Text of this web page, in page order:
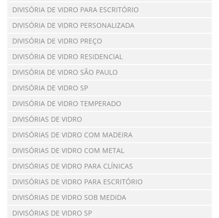
DIVISÓRIA DE VIDRO PARA ESCRITÓRIO
DIVISÓRIA DE VIDRO PERSONALIZADA
DIVISÓRIA DE VIDRO PREÇO
DIVISÓRIA DE VIDRO RESIDENCIAL
DIVISÓRIA DE VIDRO SÃO PAULO
DIVISÓRIA DE VIDRO SP
DIVISÓRIA DE VIDRO TEMPERADO
DIVISÓRIAS DE VIDRO
DIVISÓRIAS DE VIDRO COM MADEIRA
DIVISÓRIAS DE VIDRO COM METAL
DIVISÓRIAS DE VIDRO PARA CLÍNICAS
DIVISÓRIAS DE VIDRO PARA ESCRITÓRIO
DIVISÓRIAS DE VIDRO SOB MEDIDA
DIVISÓRIAS DE VIDRO SP